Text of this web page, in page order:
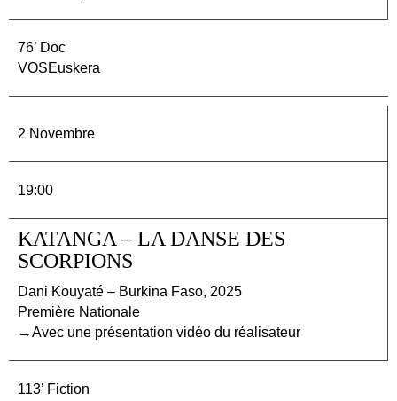
76’ Doc
VOSEuskera
2 Novembre
19:00
KATANGA – LA DANSE DES
SCORPIONS
Dani Kouyaté – Burkina Faso, 2025
Première Nationale
→Avec une présentation vidéo du réalisateur
113’ Fiction